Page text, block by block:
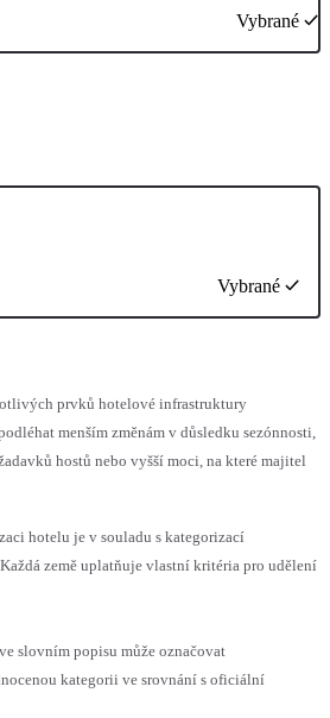
Vybrané
Vybrané
prvků hotelové infrastruktury
menším změnám v důsledku sezónnosti,
hostů nebo vyšší moci, na které majitel
hotelu je v souladu s kategorizací
země uplatňuje vlastní kritéria pro udělení
slovním popisu může označovat
kategorii ve srovnání s oficiální